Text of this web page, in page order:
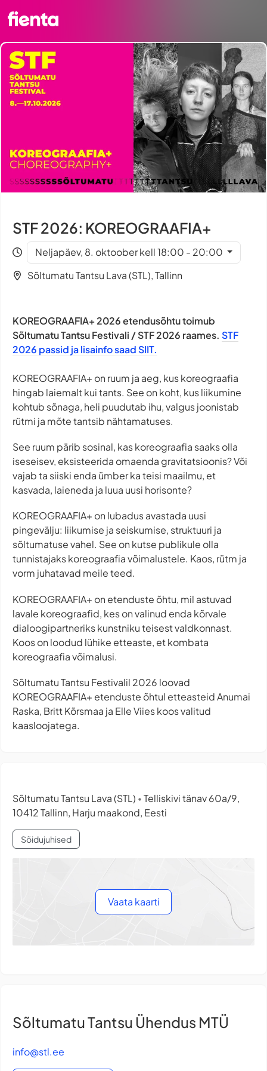
STF 2026: KOREOGRAAFIA+
Neljapäev, 8. oktoober kell 18:00 - 20:00
Sõltumatu Tantsu Lava (STL), Tallinn
KOREOGRAAFIA+ 2026 etendusõhtu toimub
Sõltumatu Tantsu Festivali / STF 2026 raames. STF
2026 passid ja lisainfo saad SIIT.
KOREOGRAAFIA+ on ruum ja aeg, kus koreograafia
hingab laiemalt kui tants. See on koht, kus liikumine
kohtub sõnaga, heli puudutab ihu, valgus joonistab
rütmi ja mõte tantsib nähtamatuses.
See ruum pärib sosinal, kas koreograafia saaks olla
iseseisev, eksisteerida omaenda gravitatsioonis? Või
vajab ta siiski enda ümber ka teisi maailmu, et
kasvada, laieneda ja luua uusi horisonte?
KOREOGRAAFIA+ on lubadus avastada uusi
pingevälju: liikumise ja seiskumise, struktuuri ja
sõltumatuse vahel. See on kutse publikule olla
tunnistajaks koreograafia võimalustele. Kaos, rütm ja
vorm juhatavad meile teed.
KOREOGRAAFIA+ on etenduste õhtu, mil astuvad
lavale koreograafid, kes on valinud enda kõrvale
dialoogipartneriks kunstniku teisest valdkonnast.
Koos on loodud lühike etteaste, et kombata
koreograafia võimalusi.
Sõltumatu Tantsu Festivalil 2026 loovad
KOREOGRAAFIA+ etenduste õhtul etteasteid Anumai
Raska, Britt Kõrsmaa ja Elle Viies koos valitud
kaasloojatega.
Sõltumatu Tantsu Lava (STL) • Telliskivi tänav 60a/9,
10412 Tallinn, Harju maakond, Eesti
Sõidujuhised
Vaata kaarti
Sõltumatu Tantsu Ühendus MTÜ
info@stl.ee